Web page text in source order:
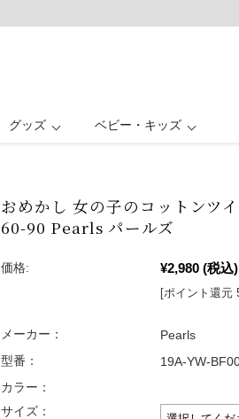
グッズ ベビー・キッズ
おめかし 女の子のコットンツ
60-90 Pearls パールズ
価格: ¥2,980 (税込)
[ポイント還元
メーカー：
Pearls
型番：
19A-YW-
カラー：
サイズ：